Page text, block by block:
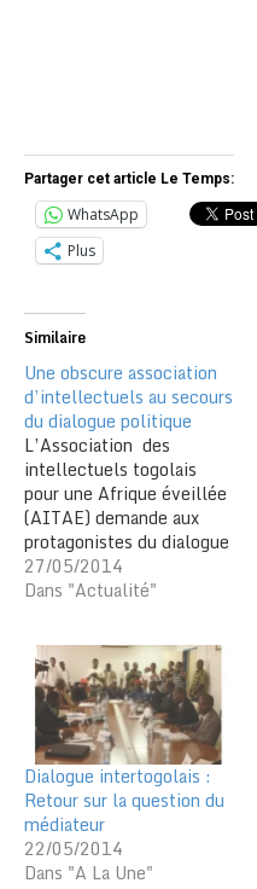
Partager cet article Le Temps:
WhatsApp
Plus
Similaire
Une obscure association
d’intellectuels au secours
du dialogue politique
L’Association des
intellectuels togolais
pour une Afrique éveillée
(AITAE) demande aux
protagonistes du dialogue
politique de parvenir à un
accord qui prend en
L’AITAE veut surtout un
accord sur un" scrutin
uninominal à deux tour, la
limitation du mandat
présidentiel, et la réforme
de…
27/05/2014
Dans "Actualité"
Dialogue intertogolais :
Retour sur la question du
médiateur
22/05/2014
Dans "A La Une"